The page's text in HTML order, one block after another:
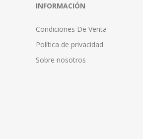
INFORMACIÓN
Condiciones De Venta
Política de privacidad
Sobre nosotros